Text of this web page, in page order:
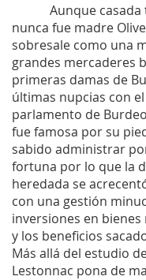
Aunque casada
nunca fue madre
sobresale como una
grandes mercaderes
primeras damas de
últimas nupcias con
parlamento de
fue famosa por su
sabido administrar
fortuna por lo que la
heredada se
con una gestión
inversiones en
y los beneficios
Más allá del estudio
Lestonnac pona de